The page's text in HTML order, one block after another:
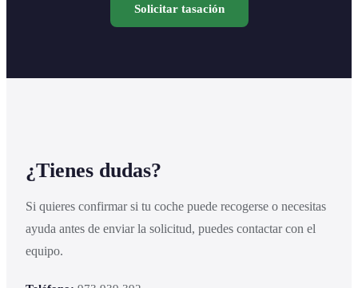
Solicitar tasación
¿Tienes dudas?
Si quieres confirmar si tu coche puede recogerse o necesitas
ayuda antes de enviar la solicitud, puedes contactar con el
equipo.